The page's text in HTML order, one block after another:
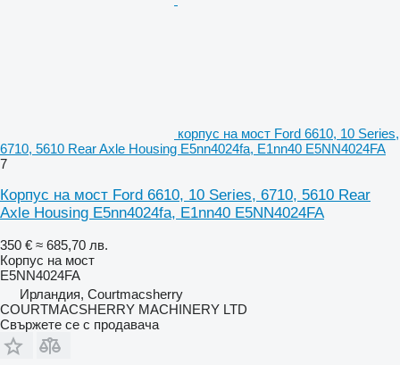
корпус на мост Ford 6610, 10 Series,
6710, 5610 Rear Axle Housing E5nn4024fa, E1nn40 E5NN4024FA
7
Корпус на мост Ford 6610, 10 Series, 6710, 5610 Rear
Axle Housing E5nn4024fa, E1nn40 E5NN4024FA
350 € ≈ 685,70 лв.
Корпус на мост
E5NN4024FA
Ирландия, Courtmacsherry
COURTMACSHERRY MACHINERY LTD
Свържете се с продавача